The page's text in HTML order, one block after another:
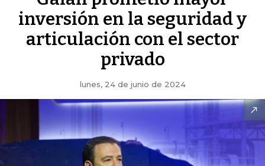
inversión en la seguridad y
articulación con el sector
privado
lunes, 24 de junio de 2024